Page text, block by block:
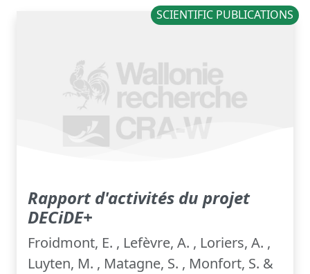
SCIENTIFIC PUBLICATIONS
Rapport d'activités du projet
DECiDE+
Froidmont, E. , Lefèvre, A. , Loriers, A. ,
Luyten, M. , Matagne, S. , Monfort, S. &